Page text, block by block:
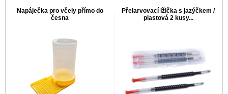
Napáječka pro včely přímo do
česna
Přelarvovací lžička s jazýčkem /
plastová 2 kusy...